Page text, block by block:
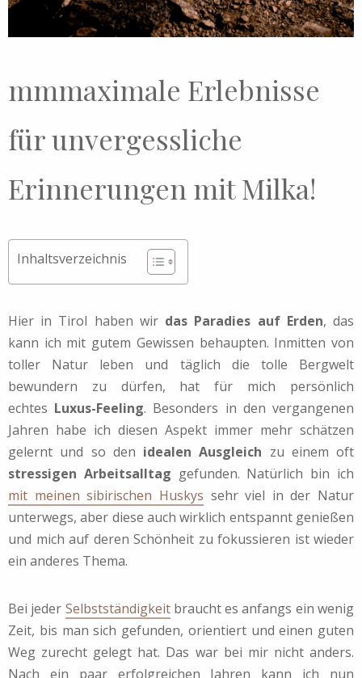
mmmaximale Erlebnisse
für unvergessliche
Erinnerungen mit Milka!
Inhaltsverzeichnis
Hier in Tirol haben wir das Paradies auf Erden, das
kann ich mit gutem Gewissen behaupten. Inmitten von
toller Natur leben und täglich die tolle Bergwelt
bewundern zu dürfen, hat für mich persönlich
echtes Luxus-Feeling. Besonders in den vergangenen
Jahren habe ich diesen Aspekt immer mehr schätzen
gelernt und so den idealen Ausgleich zu einem oft
stressigen Arbeitsalltag gefunden. Natürlich bin ich
mit meinen sibirischen Huskys sehr viel in der Natur
unterwegs, aber diese auch wirklich entspannt genießen
und mich auf deren Schönheit zu fokussieren ist wieder
ein anderes Thema.
Bei jeder Selbstständigkeitbraucht es anfangs ein wenig
Zeit, bis man sich gefunden, orientiert und einen guten
Weg zurecht gelegt hat. Das war bei mir nicht anders.
Nach ein paar erfolgreichen Jahren kann ich nun